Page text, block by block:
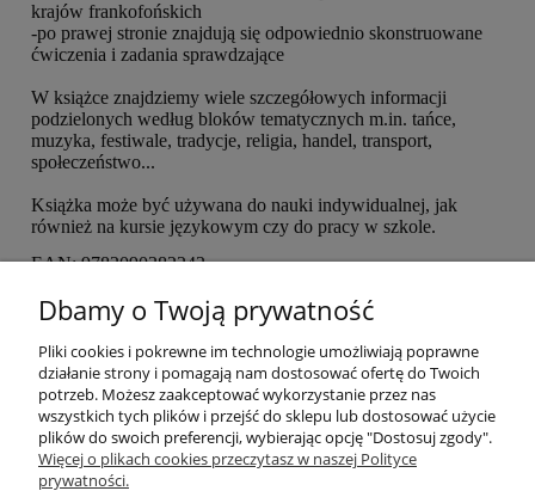
krajów frankofońskich
-po prawej stronie znajdują się odpowiednio skonstruowane
ćwiczenia i zadania sprawdzające
W książce znajdziemy wiele szczegółowych informacji
podzielonych według bloków tematycznych m.in. tańce,
muzyka, festiwale, tradycje, religia, handel, transport,
społeczeństwo...
Książka może być używana do nauki indywidualnej, jak
również na kursie językowym czy do pracy w szkole.
EAN: 9782090382242
ZAJRZYJ DO ŚRODKA
O nas
Płatności i dostawa
Dbamy o Twoją prywatność
Pliki cookies i pokrewne im technologie umożliwiają poprawne
działanie strony i pomagają nam dostosować ofertę do Twoich
potrzeb. Możesz zaakceptować wykorzystanie przez nas
wszystkich tych plików i przejść do sklepu lub dostosować użycie
plików do swoich preferencji, wybierając opcję "Dostosuj zgody".
Więcej o plikach cookies przeczytasz w naszej Polityce
prywatności.